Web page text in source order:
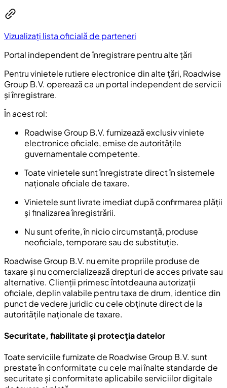
Vizualizați lista oficială de parteneri
Portal independent de înregistrare pentru alte țări
Pentru vinietele rutiere electronice din alte țări, Roadwise
Group B.V. operează ca un portal independent de servicii
și înregistrare.
În acest rol:
Roadwise Group B.V. furnizează exclusiv viniete
electronice oficiale, emise de autoritățile
guvernamentale competente.
Toate vinietele sunt înregistrate direct în sistemele
naționale oficiale de taxare.
Vinietele sunt livrate imediat după confirmarea plății
și finalizarea înregistrării.
Nu sunt oferite, în nicio circumstanță, produse
neoficiale, temporare sau de substituție.
Roadwise Group B.V. nu emite propriile produse de
taxare și nu comercializează drepturi de acces private sau
alternative. Clienții primesc întotdeauna autorizații
oficiale, deplin valabile pentru taxa de drum, identice din
punct de vedere juridic cu cele obținute direct de la
autoritățile naționale de taxare.
Securitate, fiabilitate și protecția datelor
Toate serviciile furnizate de Roadwise Group B.V. sunt
prestate în conformitate cu cele mai înalte standarde de
securitate și conformitate aplicabile serviciilor digitale